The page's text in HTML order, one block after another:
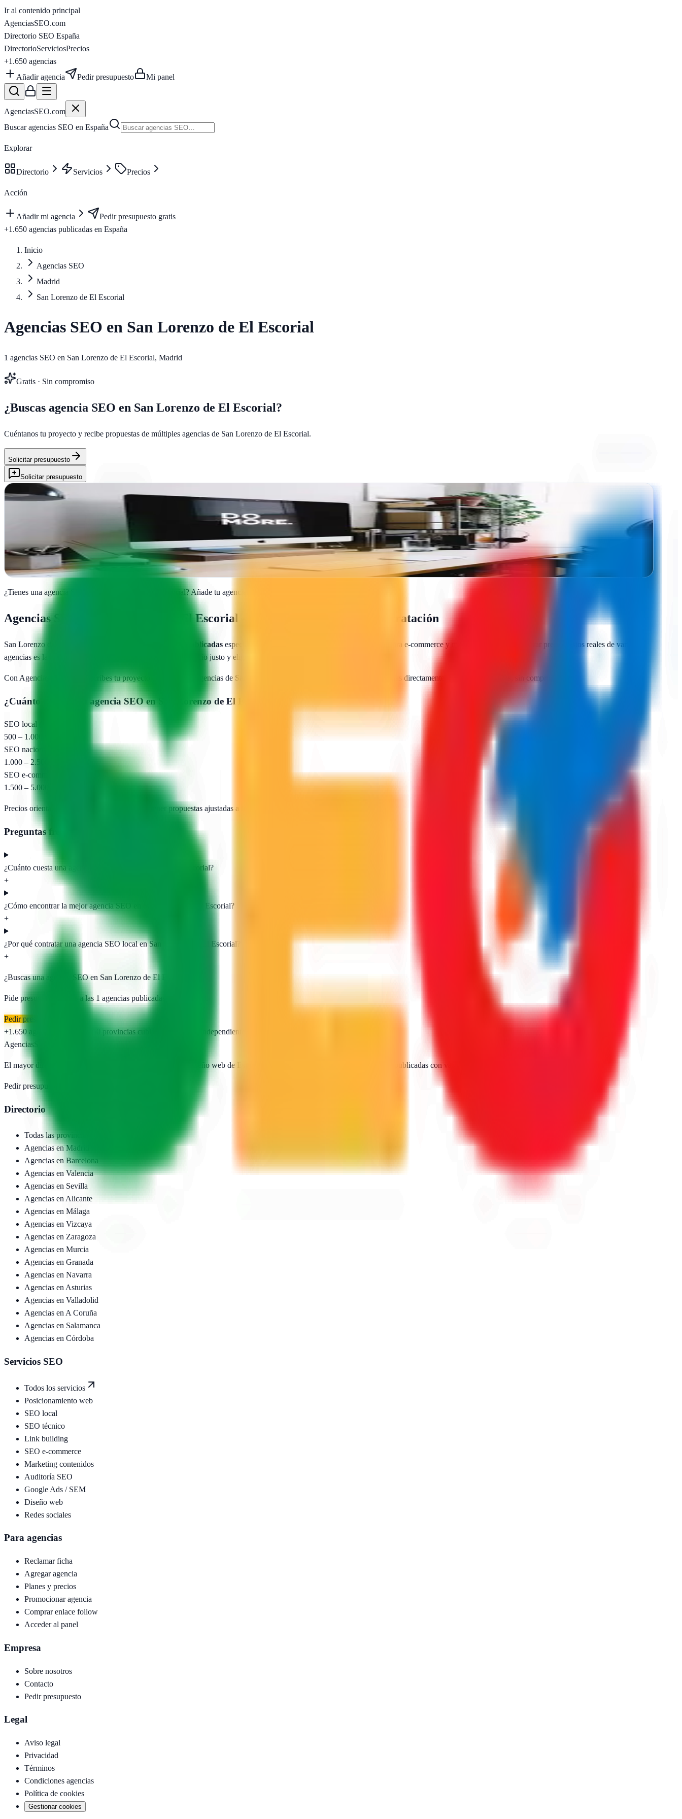
Ir al contenido principal
AgenciasSEO.com
Directorio SEO España
DirectorioServiciosPrecios
+1.650 agencias
Añadir agencia
Pedir presupuesto Mi panel
AgenciasSEO.com
Buscar agencias SEO en España
Explorar
Directorio Servicios Precios
Acción
Añadir mi agencia
Pedir presupuesto gratis
+1.650 agencias publicadas en España
Inicio
Agencias SEO
Madrid
San Lorenzo de El Escorial
Agencias SEO en San Lorenzo de El Escorial
1 agencias SEO en San Lorenzo de El Escorial, Madrid
Gratis · Sin compromiso
¿Buscas agencia SEO en San Lorenzo de El Escorial?
Cuéntanos tu proyecto y recibe propuestas de múltiples agencias de San Lorenzo de El Escorial.
Solicitar presupuesto
Solicitar presupuesto
'+CW Mas Conversiones WEB | Agencia de Marketing Digital | Desarrollo WEB | Publicidad Digital
San Lorenzo de El Escorial, Madrid
Potencia tu presencia online en El Escorial con estrategias de conversión, hosting confiable y publicidad digital que genera resultados reales para tu…
Ver fichacompleta
¿Tienes una agencia SEO en San Lorenzo de El Escorial? Añade tu agencia gratis
Agencias SEO en San Lorenzo de El Escorial — Presupuesto y guía de contratación
San Lorenzo de El Escorial agencias SEO publicadas especializadas en posicionamiento web local, SEO para e-commerce y marketing digital. Comparar presupuestos reales de varias
agencias es la única forma de asegurarte de que pagas un precio justo y eliges la agencia más adecuada para tu proyecto.
Con AgenciasSEO.com describes tu proyecto una vez y las agencias de San Lorenzo de El Escorial te envían sus propuestas directamente. Gratis, sin llamadas, sin compromiso.
¿Cuánto cuesta una agencia SEO en San Lorenzo de El Escorial
SEO local (pyme)
500 – 1.000 €/mes
SEO nacional
1.000 – 2.500 €/mes
SEO e-commerce
1.500 – 5.000 €/mes
Precios orientativos. Pide presupuesto para obtener propuestas ajustadas a tu proyecto.
Preguntas frecuentes
¿Cuánto cuesta una agencia SEO en San Lorenzo de El Escorial?
+
¿Cómo encontrar la mejor agencia SEO en San Lorenzo de El Escorial?
+
¿Por qué contratar una agencia SEO local en San Lorenzo de El Escorial?
+
¿Buscas una agencia SEO en San Lorenzo de El Escorial
Pide presupuesto gratis a las 1 agencias publicadas. Sin registro.
Pedir presupuesto gratis
+1.650 agencias publicadas provincias cubiertas Directorio independiente
AgenciasSEO
El mayor directorio de agencias SEO, marketing digital y diseño web de España. Encuentra, compara y contacta agencias publicadas con valoraciones reales de Google.
Pedir presupuesto →
Directorio
Todas las provincias
Agencias enMadrid
Agencias en Barcelona
Agencias enValencia
Agencias en Sevilla
Agencias en Alicante
Agencias en Málaga
Agencias en Vizcaya
Agencias en Zaragoza
Agencias en Murcia
Agencias en Granada
Agencias en Navarra
Agencias en Asturias
Agencias en Valladolid
Agencias en A Coruña
Agencias en Salamanca
Agencias en Córdoba
Servicios SEO
Todos los servicios
Posicionamiento web
SEO local
SEO técnico
Link building
SEO e-commerce
Marketing contenidos
Auditoría SEO
Google Ads / SEM
Diseño web
Redes sociales
Para agencias
Reclamar ficha
Agregar agencia
Planes y precios
Promocionar agencia
Comprar enlace follow
Acceder al panel
Empresa
Sobre nosotros
Contacto
Pedir presupuesto
Legal
Aviso legal
Privacidad
Términos
Condiciones agencias
Política de cookies
Gestionar cookies